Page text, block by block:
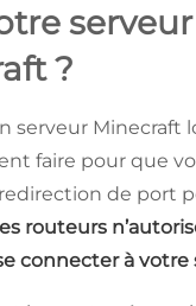
serveur
?
serveur Minecraft
faire pour que
de port
routeurs
connecter à votre